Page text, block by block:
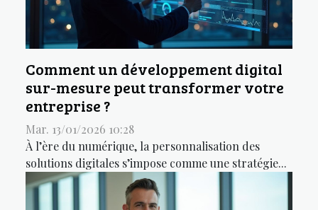
Comment un développement digital
sur-mesure peut transformer votre
entreprise ?
Mar. 13/01/2026 10:28
À l’ère du numérique, la personnalisation des
solutions digitales s’impose comme une stratégie...